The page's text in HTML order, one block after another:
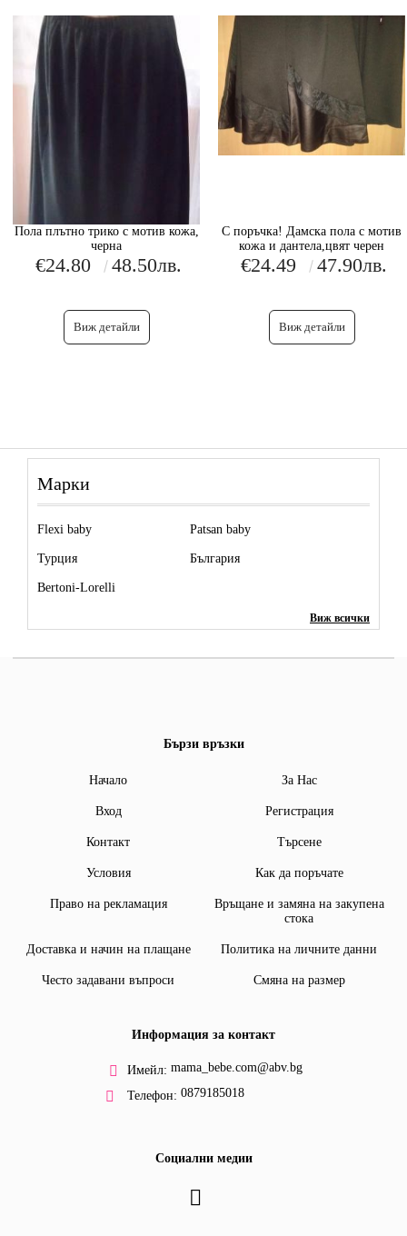
Пола плътно трико с мотив кожа,
черна
€24.80 48.50лв.
Виж детайли
С поръчка! Дамска пола с мотив
кожа и дантела,цвят черен
€24.49 47.90лв.
Виж детайли
Марки
Flexi baby Patsan baby
Турция България
Bertoni-Lorelli
Виж всички
Бързи връзки
Начало За Нас
Вход Регистрация
Контакт Търсене
Условия Как да поръчате
Право на рекламация
Връщане и замяна на закупена
стока
Доставка и начин на плащане Политика на личните данни
Често задавани въпроси Смяна на размер
Информация за контакт
Имейл: mama_bebe.com@abv.bg
Телефон: 0879185018
Социални медии